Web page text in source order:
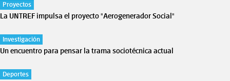
Proyectos
La UNTREF impulsa el proyecto "Aerogenerador Social"
Investigación
Un encuentro para pensar la trama sociotécnica actual
Deportes